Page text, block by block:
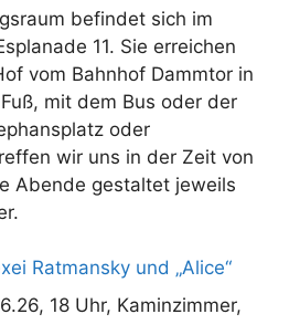
befindet sich im
11. Sie erreichen
vom Bahnhof Dammtor in
mit dem Bus oder der
oder
wir uns in der Zeit von
Abende gestaltet jeweils
Ratmansky und „Alice“
18 Uhr, Kaminzimmer,